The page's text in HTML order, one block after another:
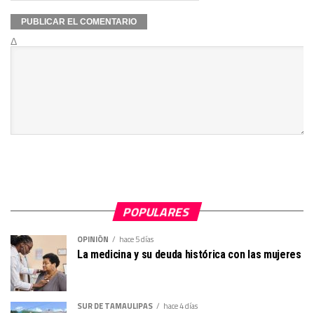
Δ
POPULARES
OPINIÓN hace 5 días
La medicina y su deuda histórica con las mujeres
SUR DE TAMAULIPAS hace 4 días